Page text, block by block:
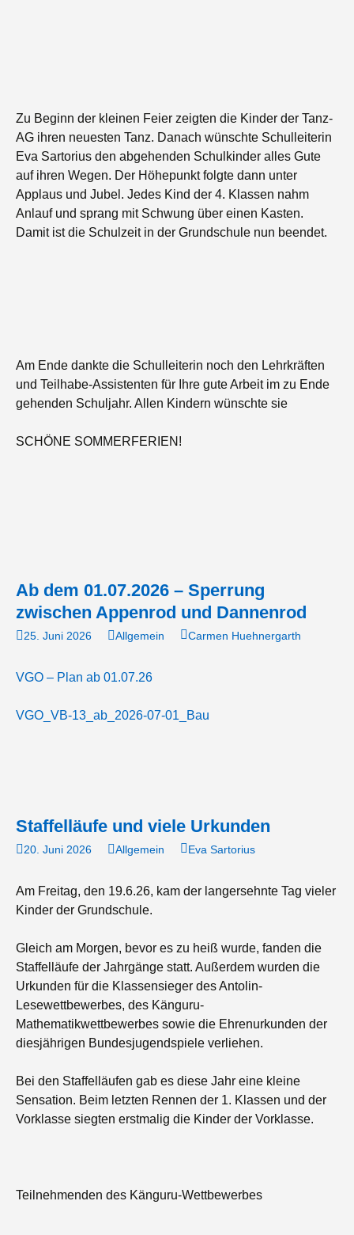
Zu Beginn der kleinen Feier zeigten die Kinder der Tanz-
AG ihren neuesten Tanz. Danach wünschte Schulleiterin
Eva Sartorius den abgehenden Schulkinder alles Gute
auf ihren Wegen. Der Höhepunkt folgte dann unter
Applaus und Jubel. Jedes Kind der 4. Klassen nahm
Anlauf und sprang mit Schwung über einen Kasten.
Damit ist die Schulzeit in der Grundschule nun beendet.
Am Ende dankte die Schulleiterin noch den Lehrkräften
und Teilhabe-Assistenten für Ihre gute Arbeit im zu Ende
gehenden Schuljahr. Allen Kindern wünschte sie
SCHÖNE SOMMERFERIEN!
Ab dem 01.07.2026 – Sperrung
zwischen Appenrod und Dannenrod
25. Juni 2026 Allgemein Carmen Huehnergarth
VGO – Plan ab 01.07.26
VGO_VB-13_ab_2026-07-01_Bau
Staffelläufe und viele Urkunden
20. Juni 2026 Allgemein Eva Sartorius
Am Freitag, den 19.6.26, kam der langersehnte Tag vieler
Kinder der Grundschule.
Gleich am Morgen, bevor es zu heiß wurde, fanden die
Staffelläufe der Jahrgänge statt. Außerdem wurden die
Urkunden für die Klassensieger des Antolin-
Lesewettbewerbes, des Känguru-
Mathematikwettbewerbes sowie die Ehrenurkunden der
diesjährigen Bundesjugendspiele verliehen.
Bei den Staffelläufen gab es diese Jahr eine kleine
Sensation. Beim letzten Rennen der 1. Klassen und der
Vorklasse siegten erstmalig die Kinder der Vorklasse.
Teilnehmenden des Känguru-Wettbewerbes